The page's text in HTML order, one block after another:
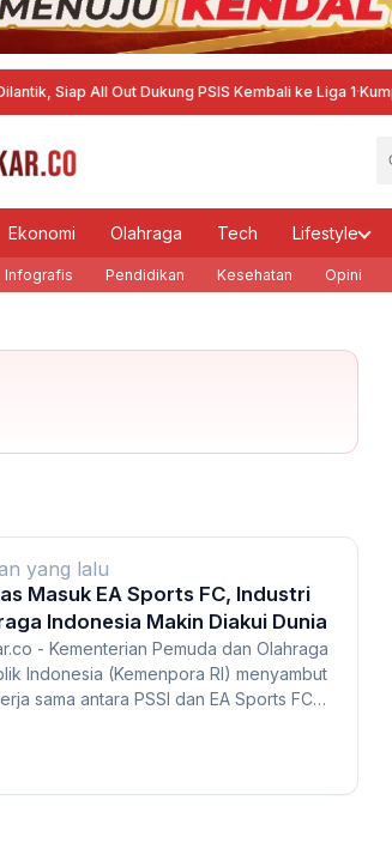
All Out Dukung PSIS Kembali ke Liga 1·Kumpulkan
Ekonomi Olahraga Tech Lifestyle
Infografis Pendidikan Kesehatan Opini
yang lalu
Masuk EA Sports FC, Industri
Indonesia Makin Diakui Dunia
- Kementerian Pemuda dan Olahraga
Indonesia (Kemenpora RI) menyambut
sama antara PSSI dan EA Sports FC